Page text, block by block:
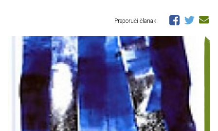
Preporuči članak